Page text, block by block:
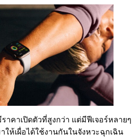
ราคาเปิดตัวที่สูงกว่า แต่มีฟีเจอร์หลายๆ
ให้เผื่อได้ใช้งานกันในจังหวะฉุกเฉิน